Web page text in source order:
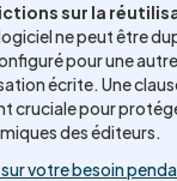
sur la
ne peut être
pour une
écrite. Une
cruciale pour
des éditeurs.
votre besoin